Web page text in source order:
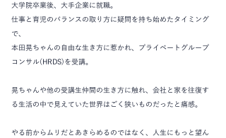
大学院卒業後、大手企業に就職。
仕事と育児のバランスの取り方に疑問を持ち始めたタイミング
で、
本田晃ちゃんの自由な生き方に惹かれ、プライベートグループ
コンサル(HRDS)を受講。
晃ちゃんや他の受講生仲間の生き方に触れ、会社と家を往復す
る生活の中で見えていた世界はごく狭いものだったと痛感。
やる前からムリだとあきらめるのではなく、人生にもっと望ん